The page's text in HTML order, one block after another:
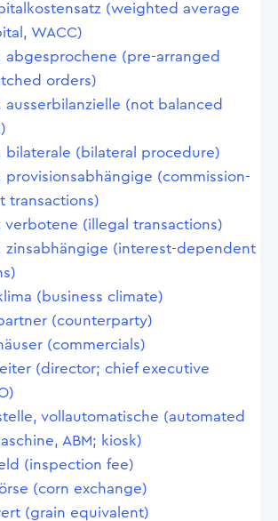
(weighted average
WACC)
abgesprochene (pre-arranged
orders)
ausserbilanzielle (not balanced
bilaterale (bilateral procedure)
provisionsabhängige (commission-
transactions)
verbotene (illegal transactions)
zinsabhängige (interest-dependent
(business climate)
(counterparty)
(commercials)
(director; chief executive
vollautomatische (automated
ABM; kiosk)
(inspection fee)
(corn exchange)
(grain equivalent)